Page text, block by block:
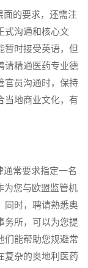
的要求，还需注
式沟通和核心文
暂时接受英语，但
请精通医药专业德
官员沟通时，保持
当地商业文化，有
常要求指定一名
为您与欧盟监管机
同时，聘请熟悉奥
务所，可以为您提
们能帮助您规避常
复杂的奥地利医药